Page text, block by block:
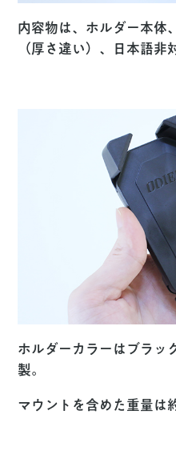
内容物は、ホルダー本体
（厚さ違い）、日本語非
ホルダーカラーはブラッ
製。
マウントを含めた重量は